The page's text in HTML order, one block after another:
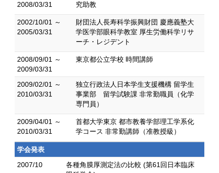
2008/03/31
究助教
2002/10/01 ～
2005/03/31
財団法人長寿科学振興財団 慶應義塾大
学医学部眼科学教室 厚生労働科学リサ
ーチ・レジデント
2008/09/01 ～
2009/03/31
東京都公立学校 時間講師
2009/02/01 ～
2010/03/31
独立行政法人日本学生支援機構 留学生
事業部 留学試験課 非常勤職員（化学
専門員）
2009/04/01 ～
2010/03/31
首都大学東京 都市教養学部理工学系化
学コース 非常勤講師（准教授級）
学会発表
2007/10
各種角膜厚測定法の比較 (第61回日本臨床